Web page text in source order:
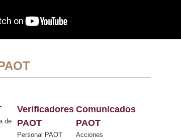
de
Verificadores
PAOT
Personal PAOT
Comunicados
PAOT
Acciones